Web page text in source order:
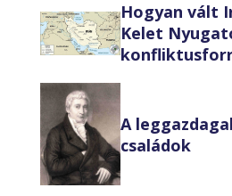
Hogyan vált
Kelet
A
családok